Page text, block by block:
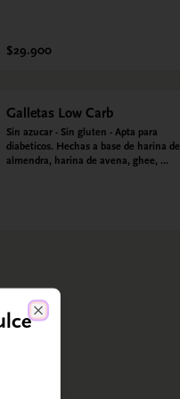
$29.900
Galletas Low Carb
Sin azucar - Sin gluten - Apta para
diabeticos. Hechas a base de harina de
almendra, harina de avena, ghee,